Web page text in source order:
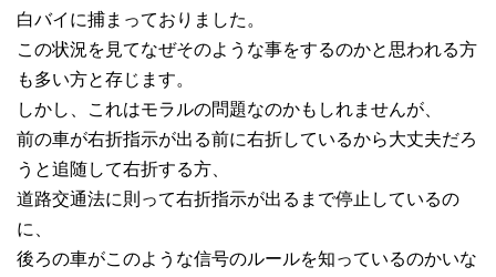
白バイに捕まっておりました。
この状況を見てなぜそのような事をするのかと思われる方
も多い方と存じます。
しかし、これはモラルの問題なのかもしれませんが、
前の車が右折指示が出る前に右折しているから大丈夫だろ
うと追随して右折する方、
道路交通法に則って右折指示が出るまで停止しているの
に、
後ろの車がこのような信号のルールを知っているのかいな